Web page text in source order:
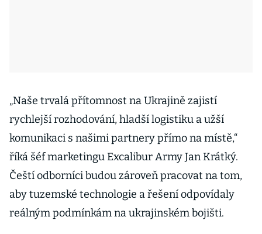
„Naše trvalá přítomnost na Ukrajině zajistí
rychlejší rozhodování, hladší logistiku a užší
komunikaci s našimi partnery přímo na místě,“
říká šéf marketingu Excalibur Army Jan Krátký.
Čeští odborníci budou zároveň pracovat na tom,
aby tuzemské technologie a řešení odpovídaly
reálným podmínkám na ukrajinském bojišti.